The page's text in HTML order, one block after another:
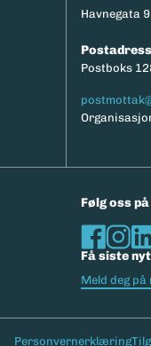
Havnegata
Postboks
Følg oss
Få siste
Meld deg
Bunntekst
Personvernerklæring